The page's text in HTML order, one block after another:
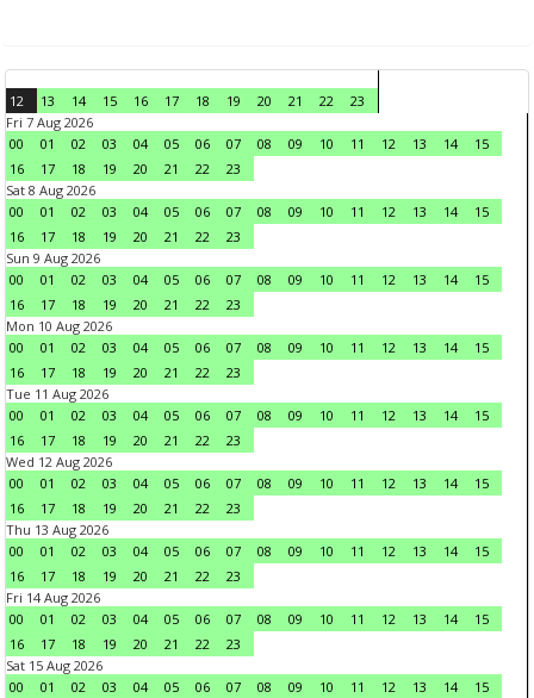
12 13 14 15 16 17 18 19 20 21 22
23
Fri 7 Aug 2026
00
01 02 03 04 05 06 07 08 09 10 11 12 13 14
15
16
17 18 19 20 21 22
23
Sat 8 Aug 2026
00
01 02 03 04 05 06 07 08 09 10 11 12 13 14
15
16
17 18 19 20 21 22
23
Sun 9 Aug 2026
00
01 02 03 04 05 06 07 08 09 10 11 12 13 14
15
16
17 18 19 20 21 22
23
Mon 10 Aug 2026
00
01 02 03 04 05 06 07 08 09 10 11 12 13 14
15
16
17 18 19 20 21 22
23
Tue 11 Aug 2026
00
01 02 03 04 05 06 07 08 09 10 11 12 13 14
15
16
17 18 19 20 21 22
23
Wed 12 Aug 2026
00
01 02 03 04 05 06 07 08 09 10 11 12 13 14
15
16
17 18 19 20 21 22
23
Thu 13 Aug 2026
00
01 02 03 04 05 06 07 08 09 10 11 12 13 14
15
16
17 18 19 20 21 22
23
Fri 14 Aug 2026
00
01 02 03 04 05 06 07 08 09 10 11 12 13 14
15
16
17 18 19 20 21 22
23
Sat 15 Aug 2026
00
01 02 03 04 05 06 07 08 09 10 11 12 13 14 15